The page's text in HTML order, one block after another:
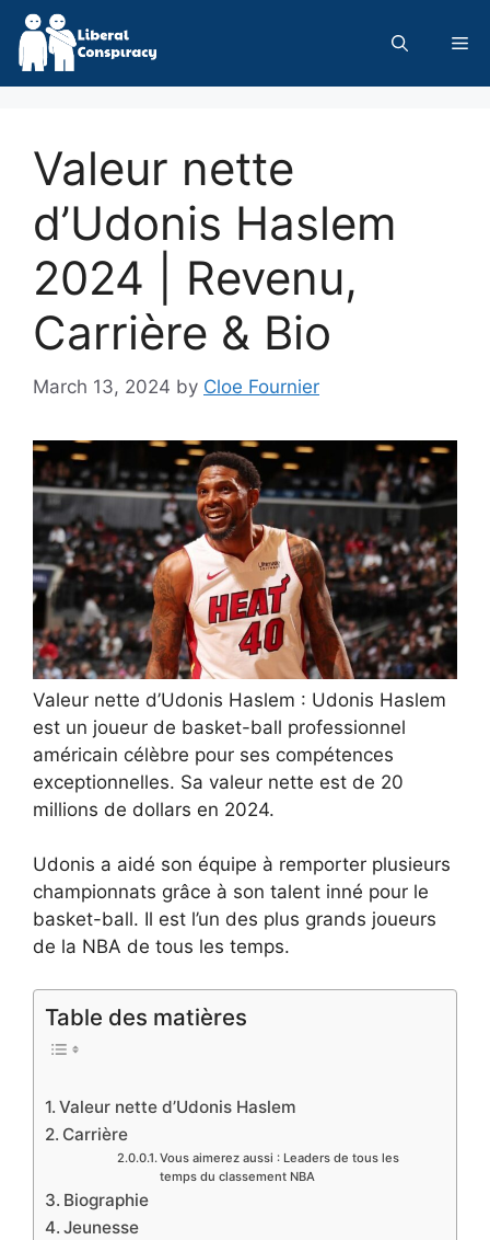
Skip
content
Valeur nette
d’Udonis Haslem
2024 | Revenu,
Carrière & Bio
March 13, 2024 by Cloe Fournier
Valeur nette d’Udonis Haslem : Udonis Haslem
est un joueur de basket-ball professionnel
américain célèbre pour ses compétences
exceptionnelles. Sa valeur nette est de 20
millions de dollars en 2024.
Udonis a aidé son équipe à remporter plusieurs
championnats grâce à son talent inné pour le
basket-ball. Il est l’un des plus grands joueurs
de la NBA de tous les temps.
Table des matières
Valeur nette d’Udonis Haslem
Carrière
Vous aimerez aussi : Leaders de tous les
temps du classement NBA
Biographie
Jeunesse